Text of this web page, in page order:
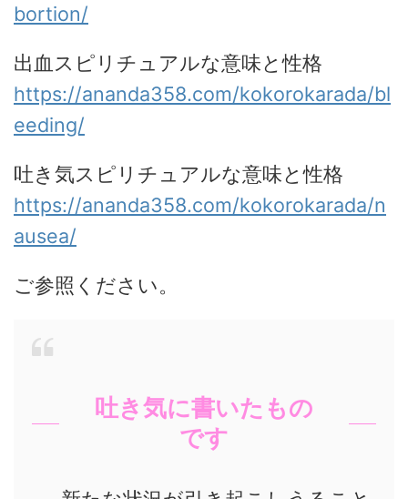
bortion/
出血スピリチュアルな意味と性格
https://ananda358.com/kokorokarada/bl
eeding/
吐き気スピリチュアルな意味と性格
https://ananda358.com/kokorokarada/n
ausea/
ご参照ください。
吐き気に書いたもの
です